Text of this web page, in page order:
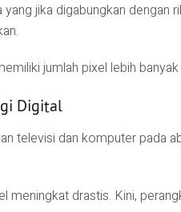
jika digabungkan
jumlah pixel lebih
Digital
televisi dan komputer pada
meningkat drastis. Kini,